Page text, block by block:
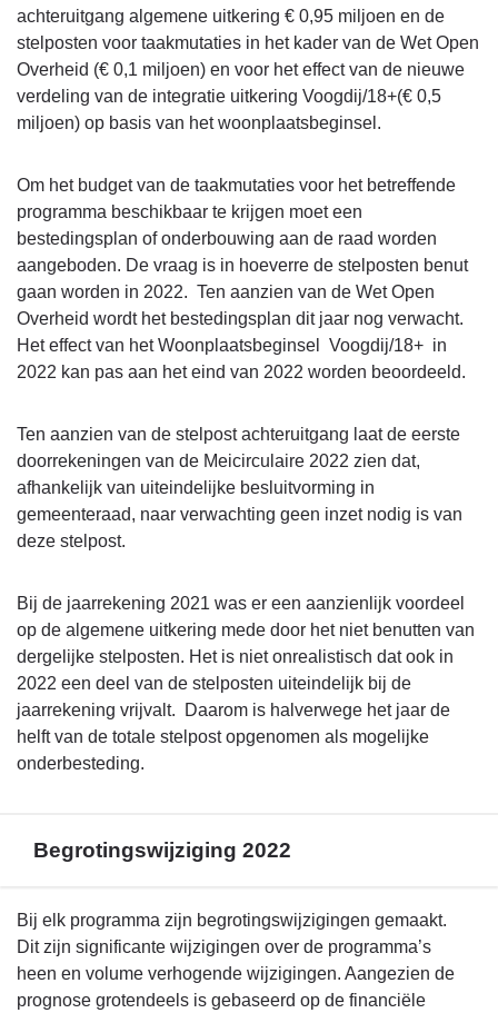
achteruitgang algemene uitkering € 0,95 miljoen en de
stelposten voor taakmutaties in het kader van de Wet Open
Overheid (€ 0,1 miljoen) en voor het effect van de nieuwe
verdeling van de integratie uitkering Voogdij/18+(€ 0,5
miljoen) op basis van het woonplaatsbeginsel.
Om het budget van de taakmutaties voor het betreffende
programma beschikbaar te krijgen moet een
bestedingsplan of onderbouwing aan de raad worden
aangeboden. De vraag is in hoeverre de stelposten benut
gaan worden in 2022. Ten aanzien van de Wet Open
Overheid wordt het bestedingsplan dit jaar nog verwacht.
Het effect van het Woonplaatsbeginsel Voogdij/18+ in
2022 kan pas aan het eind van 2022 worden beoordeeld.
Ten aanzien van de stelpost achteruitgang laat de eerste
doorrekeningen van de Meicirculaire 2022 zien dat,
afhankelijk van uiteindelijke besluitvorming in
gemeenteraad, naar verwachting geen inzet nodig is van
deze stelpost.
Bij de jaarrekening 2021 was er een aanzienlijk voordeel
op de algemene uitkering mede door het niet benutten van
dergelijke stelposten. Het is niet onrealistisch dat ook in
2022 een deel van de stelposten uiteindelijk bij de
jaarrekening vrijvalt. Daarom is halverwege het jaar de
helft van de totale stelpost opgenomen als mogelijke
onderbesteding.
Begrotingswijziging 2022
Terug
naar
navigatie
Bij elk programma zijn begrotingswijzigingen gemaakt.
Dit zijn significante wijzigingen over de programma’s
heen en volume verhogende wijzigingen. Aangezien de
prognose grotendeels is gebaseerd op de financiële